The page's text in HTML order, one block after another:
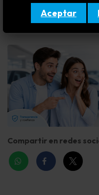
contractual.
Compartir en redes
Aceptar